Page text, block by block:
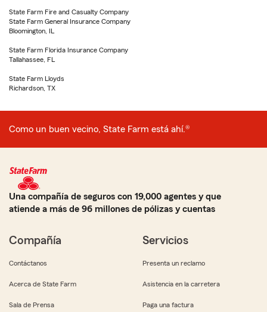
State Farm Fire and Casualty Company
State Farm General Insurance Company
Bloomington, IL
State Farm Florida Insurance Company
Tallahassee, FL
State Farm Lloyds
Richardson, TX
Como un buen vecino, State Farm está ahí.®
Una compañía de seguros con 19,000 agentes y que
atiende a más de 96 millones de pólizas y cuentas
Compañía
Contáctanos
Acerca de State Farm
Sala de Prensa
Servicios
Presenta un reclamo
Asistencia en la carretera
Paga una factura